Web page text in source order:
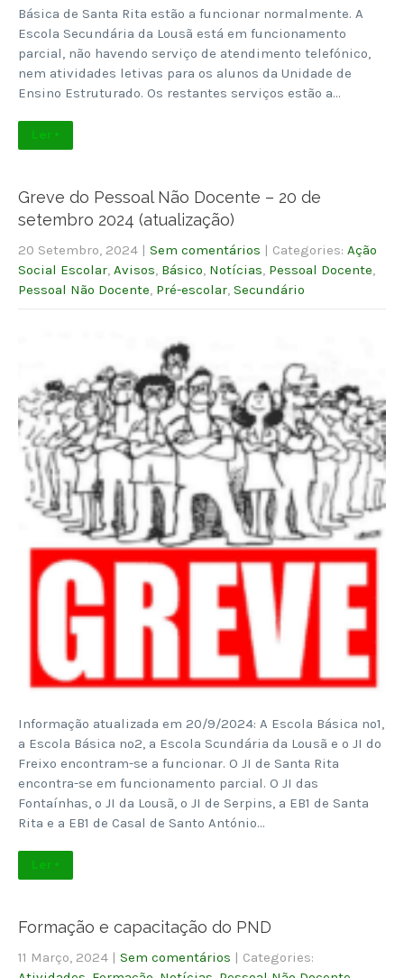
Básica de Santa Rita estão a funcionar normalmente. A
Escola Secundária da Lousã está em funcionamento
parcial, não havendo serviço de atendimento telefónico,
nem atividades letivas para os alunos da Unidade de
Ensino Estruturado. Os restantes serviços estão a…
Ler +
Greve do Pessoal Não Docente – 20 de
setembro 2024 (atualização)
20 Setembro, 2024 | Sem comentários | Categories: Ação
Social Escolar Avisos Básico Notícias Pessoal Docente
Pessoal Não Docente Pré-escolar Secundário
Informação atualizada em 20/9/2024: A Escola Básica nº1,
a Escola Básica nº2, a Escola Scundária da Lousã e o JI do
Freixo encontram-se a funcionar. O JI de Santa Rita
encontra-se em funcionamento parcial. O JI das
Fontaínhas, o JI da Lousã, o JI de Serpins, a EB1 de Santa
Rita e a EB1 de Casal de Santo António…
Ler +
Formação e capacitação do PND
11 Março, 2024 | Sem comentários | Categories: